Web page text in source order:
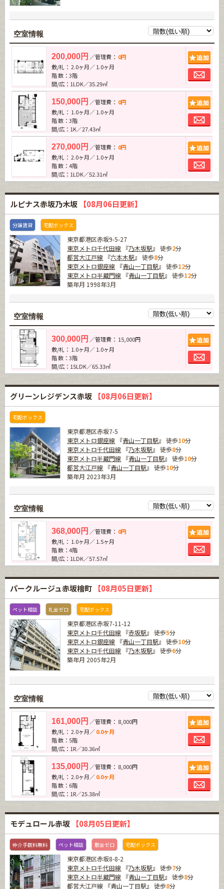
空室情報
200,000円 ／管理費： 0円
敷/礼： 2.0ヶ月／ 1.0ヶ月
階 数：3階
間/広：1LDK／35.29㎡
150,000円 ／管理費： 0円
敷/礼： 1.0ヶ月／ 1.0ヶ月
階 数：3階
間/広：1K／27.43㎡
270,000円 ／管理費： 0円
敷/礼： 2.0ヶ月／ 1.0ヶ月
階 数：4階
間/広：1LDK／52.31㎡
ルピナス赤坂乃木坂 【08月06日更新】
分譲賃貸 宅配ボックス
東京都港区赤坂9-5-27
東京メトロ千代田線 『乃木坂駅』 徒歩2分
都営大江戸線 『六本木駅』 徒歩8分
東京メトロ銀座線 『青山一丁目駅』 徒歩12分
東京メトロ半蔵門線 『青山一丁目駅』 徒歩12分
築年月 1998年3月
空室情報
300,000円 ／管理費： 15,000円
敷/礼： 1.0ヶ月／ 1.0ヶ月
階 数：3階
間/広：1SLDK／65.33㎡
グリーンレジデンス赤坂 【08月06日更新】
宅配ボックス
東京都港区赤坂7-5
東京メトロ銀座線 『青山一丁目駅』 徒歩10分
東京メトロ千代田線 『乃木坂駅』 徒歩8分
東京メトロ半蔵門線 『青山一丁目駅』 徒歩10分
都営大江戸線 『青山一丁目駅』 徒歩10分
築年月 2023年3月
空室情報
368,000円 ／管理費： 0円
敷/礼： 1.0ヶ月／ 1.5ヶ月
階 数：4階
間/広：1LDK／57.57㎡
パークルージュ赤坂檜町 【08月05日更新】
ペット相談 礼金ゼロ 宅配ボックス
東京都港区赤坂7-11-12
東京メトロ千代田線 『赤坂駅』 徒歩5分
東京メトロ銀座線 『青山一丁目駅』 徒歩10分
東京メトロ千代田線 『乃木坂駅』 徒歩6分
築年月 2005年2月
空室情報
161,000円 ／管理費： 8,000円
敷/礼： 2.0ヶ月／0.0ヶ月
階 数：5階
間/広：1R／30.36㎡
135,000円 ／管理費： 8,000円
敷/礼： 2.0ヶ月／0.0ヶ月
階 数：6階
間/広：1R／25.38㎡
モデュロール赤坂 【08月05日更新】
仲介手数料無料 ペット相談 敷金ゼロ 宅配ボックス
東京都港区赤坂8-8-2
東京メトロ千代田線 『乃木坂駅』 徒歩7分
東京メトロ半蔵門線 『青山一丁目駅』 徒歩8分
都営大江戸線 『青山一丁目駅』 徒歩8分